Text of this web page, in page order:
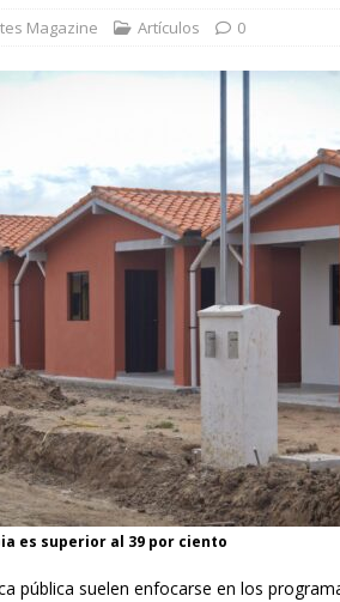
Magazine Artículos 0
es superior al 39 por ciento
pública suelen enfocarse en los